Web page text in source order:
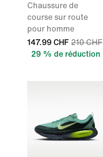
Chaussure de
course sur route
pour homme
147.99 CHF 210 CHF
29 % de réduction